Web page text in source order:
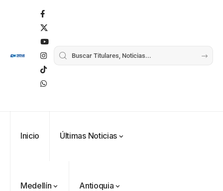
Inicio Últimas Noticias
Medellín Antioquia